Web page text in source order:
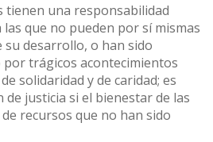
tienen una responsabilidad
que no pueden por sí mismas
desarrollo, o han sido
trágicos acontecimientos
solidaridad y de caridad; es
justicia si el bienestar de las
recursos que no han sido